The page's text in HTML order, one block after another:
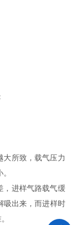
大所致，载气压力
，进样气路载气缓
吸出来，而进样时